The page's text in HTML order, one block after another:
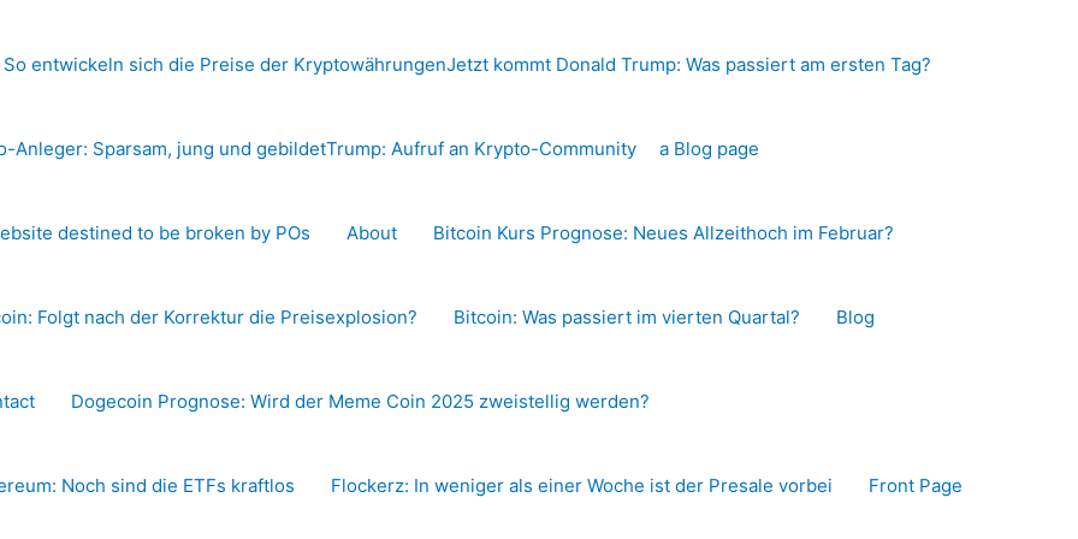
So entwickeln sich die Preise der KryptowährungenJetzt kommt Donald Trump: Was passiert am ersten Tag?
Anleger: Sparsam, jung und gebildetTrump: Aufruf an Krypto-Community a Blog page
destined to be broken by POs About Bitcoin Kurs Prognose: Neues Allzeithoch im Februar?
Folgt nach der Korrektur die Preisexplosion? Bitcoin: Was passiert im vierten Quartal? Blog
Dogecoin Prognose: Wird der Meme Coin 2025 zweistellig werden?
Noch sind die ETFs kraftlos Flockerz: In weniger als einer Woche ist der Presale vorbei Front Page